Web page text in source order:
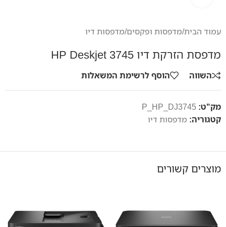
עמוד הבית/מדפסות ופקסים/מדפסות דיו
מדפסת הזרקת דיו HP Deskjet 3745
השווה הוסף לרשימת המשאלות
מק"ט: P_HP_DJ3745
קטגוריה: מדפסות דיו
מוצרים קשורים